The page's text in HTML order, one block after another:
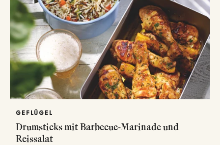
GEFLÜGEL
Drumsticks mit Barbecue-Marinade und
Reissalat